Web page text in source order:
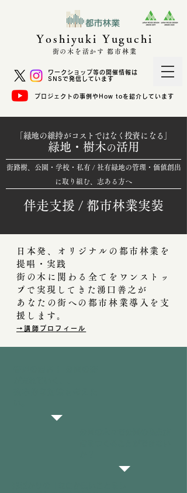
Yoshiyuki Yuguchi
街の木を活かす 都市林業
ワークショップ等の開催情報は
SNSで発信しています
プロジェクトの事例やHow toを紹介しています
緑地 の維持がコストではなく 投資 になる」
緑地・樹木の活用
街路樹、公園・学校・私有 / 社有緑地の管理・価値創出
に取り組む、志ある方へ
伴走支援 / 都市林業実装
日本発、オリジナルの都市林業を
提唱・実践
街の木に関わる全てをワンストッ
プで実現してきた湧口善之が
あなたの街への都市林業導入を支
援します。
→講師プロフィール